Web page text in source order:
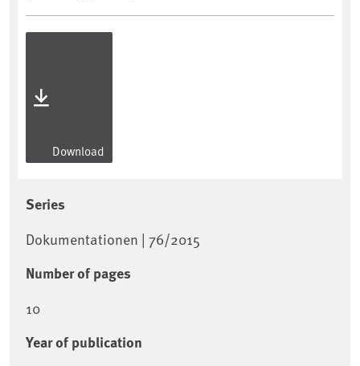
Download
Series
Dokumentationen | 76/2015
Number of pages
10
Year of publication